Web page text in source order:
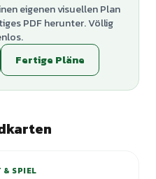
eigenen visuellen Plan
PDF herunter. Völlig
Fertige Pläne
& SPIEL